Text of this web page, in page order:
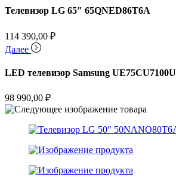
Телевизор LG 65″ 65QNED86T6A
114 390,00 ₽
Далее
LED телевизор Samsung UE75CU7100U
98 990,00 ₽